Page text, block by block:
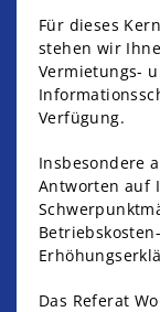
Für dieses
stehen wir
Vermietungs-
Verfügung.
Insbesondere
Antworten auf
Das Referat